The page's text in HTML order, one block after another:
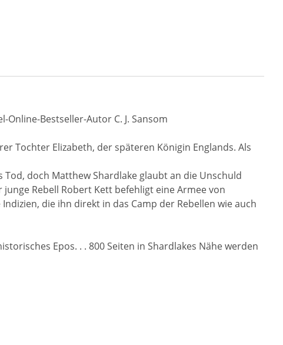
Bestseller-Autor C. J. Sansom
Tochter Elizabeth, der späteren Königin Englands. Als
doch Matthew Shardlake glaubt an die Unschuld
Rebell Robert Kett befehligt eine Armee von
die ihn direkt in das Camp der Rebellen wie auch
Epos. . . 800 Seiten in Shardlakes Nähe werden